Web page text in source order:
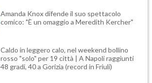
Amanda Knox difende il suo spettacolo
comico: "È un omaggio a Meredith Kercher"
Caldo in leggero calo, nel weekend bollino
rosso "solo" per 19 città | A Napoli raggiunti
48 gradi, 40 a Gorizia (record in Friuli)